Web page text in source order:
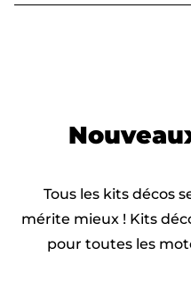
Tous les kits décos
mérite mieux ! Kits
pour toutes les